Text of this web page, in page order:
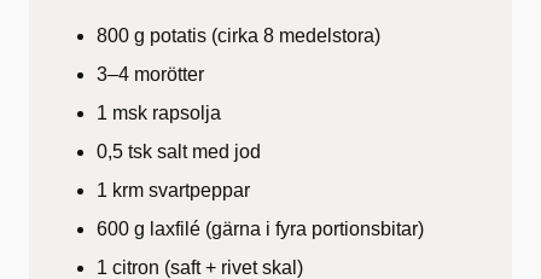
800 g potatis (cirka 8 medelstora)
3–4 morötter
1 msk rapsolja
0,5 tsk salt med jod
1 krm svartpeppar
600 g laxfilé (gärna i fyra portionsbitar)
1 citron (saft + rivet skal)